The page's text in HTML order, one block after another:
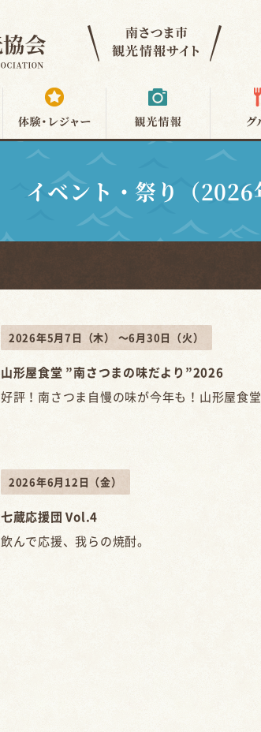
イベント・祭り（
2026年5月7日（木） ～6月30日（火）
山形屋食堂 ”南さつまの味だより”2026
好評！南さつま自慢の味が今年も！山形屋食堂
2026年6月12日（金）
七蔵応援団 Vol.4
飲んで応援、我らの焼酎。